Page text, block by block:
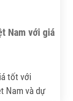
Nam với giá
tốt với
Nam và dự